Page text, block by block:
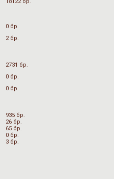
0 бр.
2 бр.
2731 бр.
0 бр.
0 бр.
935 бр.
26 бр.
65 бр.
0 бр.
3 бр.